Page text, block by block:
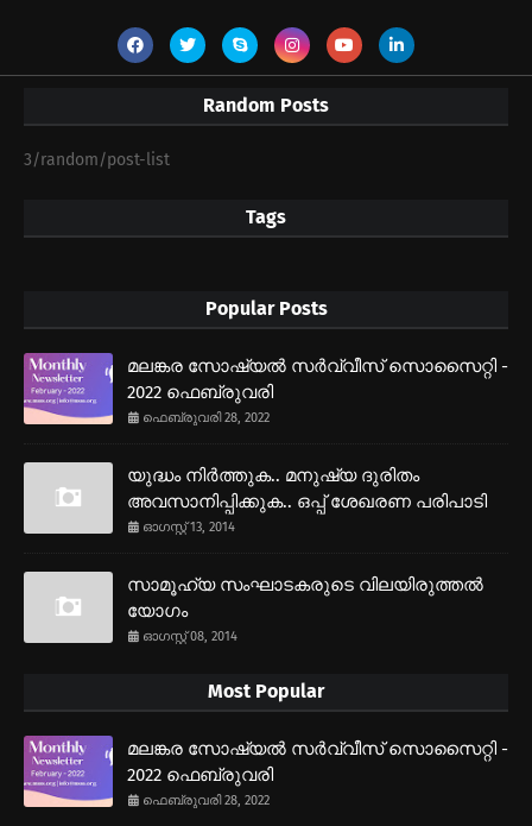
Random Posts
3/random/post-list
Tags
Popular Posts
മലങ്കര സോഷ്യല്‍ സര്‍വ്വീസ് സൊസൈറ്റി -
2022 ഫെബ്രുവരി
ഫെബ്രുവരി 28, 2022
യുദ്ധം നിര്‍ത്തുക.. മനുഷ്യ ദുരിതം
അവസാനിപ്പിക്കുക.. ഒപ്പ് ശേഖരണ പരിപാടി
ഓഗസ്റ്റ് 13, 2014
സാമൂഹ്യ സംഘാടകരുടെ വിലയിരുത്തല്‍
യോഗം
ഓഗസ്റ്റ് 08, 2014
Most Popular
മലങ്കര സോഷ്യല്‍ സര്‍വ്വീസ് സൊസൈറ്റി -
2022 ഫെബ്രുവരി
ഫെബ്രുവരി 28, 2022